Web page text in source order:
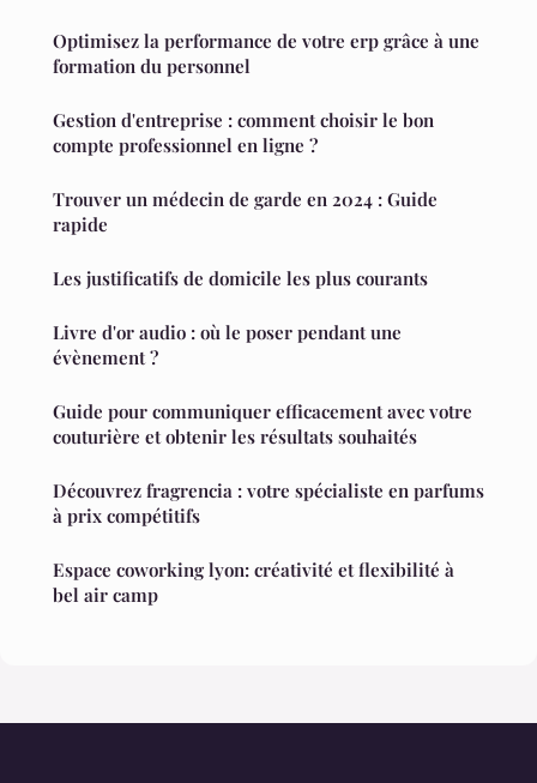
Optimisez la performance de votre erp grâce à une
formation du personnel
Gestion d'entreprise : comment choisir le bon
compte professionnel en ligne ?
Trouver un médecin de garde en 2024 : Guide
rapide
Les justificatifs de domicile les plus courants
Livre d'or audio : où le poser pendant une
évènement ?
Guide pour communiquer efficacement avec votre
couturière et obtenir les résultats souhaités
Découvrez fragrencia : votre spécialiste en parfums
à prix compétitifs
Espace coworking lyon: créativité et flexibilité à
bel air camp